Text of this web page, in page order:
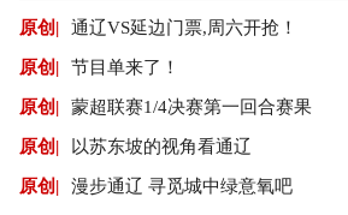
原创| 通辽VS延边门票,周六开抢！
原创| 节目单来了！
原创| 蒙超联赛1/4决赛第一回合赛果
原创| 以苏东坡的视角看通辽
原创| 漫步通辽 寻觅城中绿意氧吧